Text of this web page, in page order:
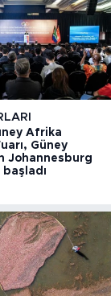
Afrika
Güney
Johannesburg